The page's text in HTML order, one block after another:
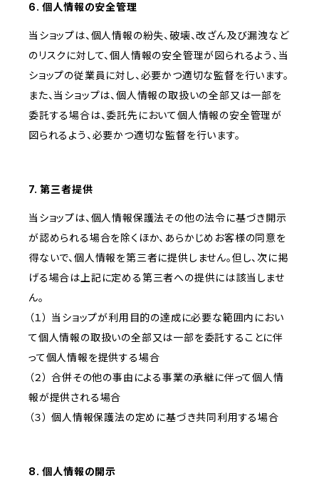
6. 個人情報の安全管理
当ショップは、個人情報の紛失、破壊、改ざん及び漏洩など
のリスクに対して、個人情報の安全管理が図られるよう、当
ショップの従業員に対し、必要かつ適切な監督を行います。
また、当ショップは、個人情報の取扱いの全部又は一部を
委託する場合は、委託先において個人情報の安全管理が
図られるよう、必要かつ適切な監督を行います。
7. 第三者提供
当ショップは、個人情報保護法その他の法令に基づき開示
が認められる場合を除くほか、あらかじめお客様の同意を
得ないで、個人情報を第三者に提供しません。但し、次に掲
げる場合は上記に定める第三者への提供には該当しませ
ん。
（１） 当ショップが利用目的の達成に必要な範囲内におい
て個人情報の取扱いの全部又は一部を委託することに伴
って個人情報を提供する場合
（２） 合併その他の事由による事業の承継に伴って個人情
報が提供される場合
（３） 個人情報保護法の定めに基づき共同利用する場合
8. 個人情報の開示